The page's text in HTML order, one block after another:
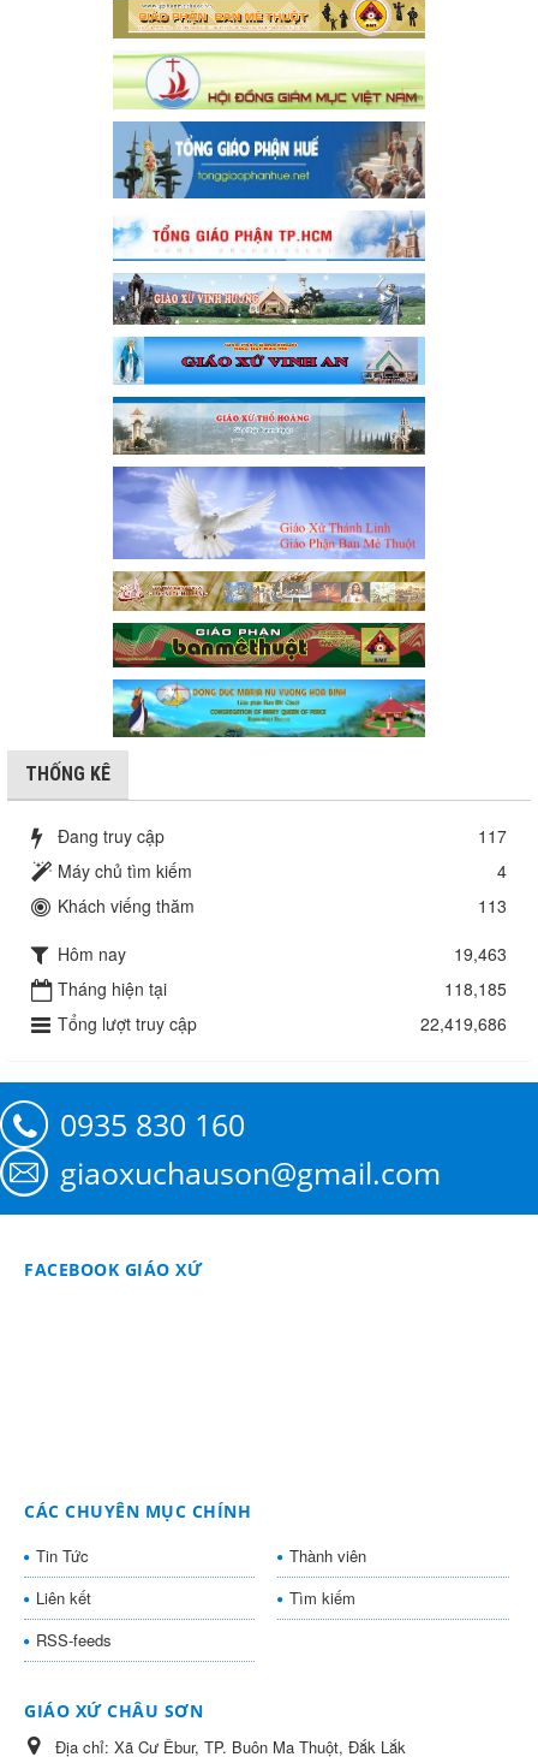
THỐNG KÊ
Đang truy cập
117
Máy chủ tìm kiếm
4
Khách viếng thăm
113
Hôm nay
19,463
Tháng hiện tại
118,185
Tổng lượt truy cập
22,419,686
0935 830 160
giaoxuchauson@gmail.com
FACEBOOK GIÁO XỨ
CÁC CHUYÊN MỤC CHÍNH
Tin Tức
Thành viên
Liên kết
Tìm kiếm
RSS-feeds
GIÁO XỨ CHÂU SƠN
Địa chỉ: Xã Cư Êbur, TP. Buôn Ma Thuột, Đắk Lắk